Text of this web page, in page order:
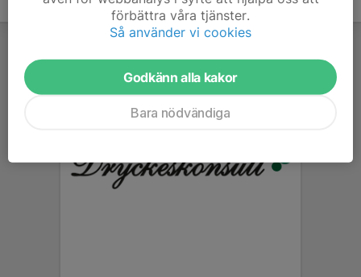
förbättra våra tjänster.
Så använder vi cookies
Godkänn alla kakor
Bara nödvändiga